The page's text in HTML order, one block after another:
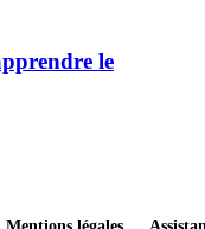
le